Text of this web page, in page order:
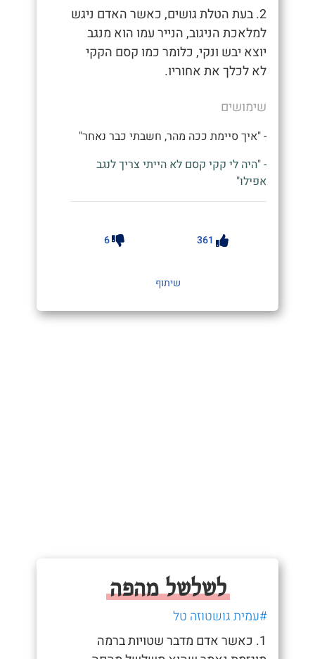
2. בעת הטלת גושים, כאשר האדם ניגש
למלאכת הניגוב, הנייר עמו הוא מנגב
יוצא יבש ונקי, כלומר כמו קסם הקקי
לא לכלך את אחוריו.
שימושים
- "איך סיימת ככה מהר, חשבתי כבר נאחר"
- "היה לי קקי קסם לא הייתי צריך לנגב
אפילו"
361
6
שיתוף
לשלשל מהפה
#עמית גושטוזה טל
1. כאשר אדם מדבר שטויות ברמה